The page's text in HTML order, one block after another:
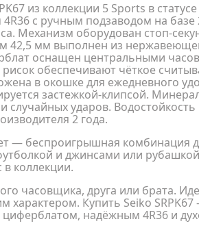
из коллекции 5 Sports в
с ручным подзаводом на базе
Механизм оборудован стоп-
42,5 мм выполнен из
оснащен центральными
обеспечивают чёткое
в окошке для ежедневного
застежкой-клипсой.
ударов.
2 года.
— беспроигрышная комбинация
и джинсами или
коллекции.
часовщика, друга или брата.
характером. Купить Seiko
надёжным 4R36 и